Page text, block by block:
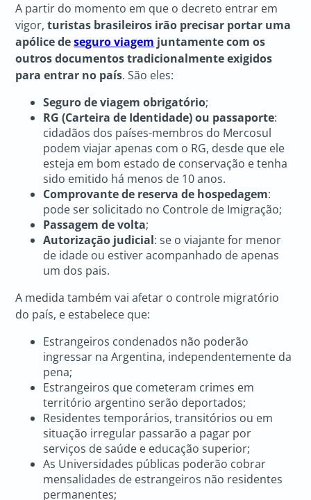
A partir do momento em que o decreto entrar em
vigor,turistas brasileiros irão precisar portar uma
apólice deseguro viagem juntamente com os
outros documentos tradicionalmente exigidos
para entrar no país. São eles:
Seguro de viagem obrigatório;
RG (Carteira de Identidade) ou passaporte:
cidadãos dos países-membros do Mercosul
podem viajar apenas com o RG, desde que ele
esteja em bom estado de conservação e tenha
sido emitido há menos de 10 anos.
Comprovante de reserva de hospedagem:
pode ser solicitado no Controle de Imigração;
Passagem de volta;
Autorização judicial: se o viajante for menor
de idade ou estiver acompanhado de apenas
um dos pais.
A medida também vai afetar o controle migratório
do país, e estabelece que:
Estrangeiros condenados não poderão
ingressar na Argentina, independentemente da
pena;
Estrangeiros que cometeram crimes em
território argentino serão deportados;
Residentes temporários, transitórios ou em
situação irregular passarão a pagar por
serviços de saúde e educação superior;
As Universidades públicas poderão cobrar
mensalidades de estrangeiros não residentes
permanentes;